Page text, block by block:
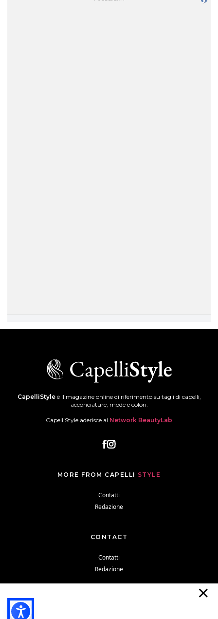
CapelliStyleè il magazine online di riferimento su tagli di capelli,
acconciature, mode e colori.
CapelliStyle aderisce al Network BeautyLab
MORE FROM CAPELLI STYLE
Contatti
Redazione
CONTACT
Contatti
Redazione